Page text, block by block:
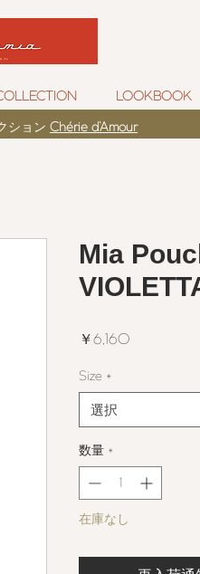
LOOKBOOK
Mia
￥6,160
Size *
選択
数量 *
在庫なし
ション Chérie d’Amour